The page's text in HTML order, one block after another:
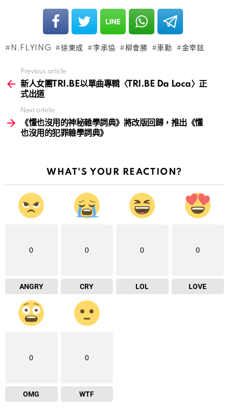
N.FLYING 徐東成 李承協 柳會勝 車勳 金宰鉉
more
Previous article
新人女團TRI.BE以單曲專輯〈TRI.BE Da Loca〉正
式出道
Next article
《懂也沒用的神秘雜學詞典》將改版回歸，推出《懂
也沒用的犯罪雜學詞典》
WHAT'S YOUR REACTION?
0
ANGRY
0
CRY
0
LOL
0
LOVE
0
OMG
0
WTF